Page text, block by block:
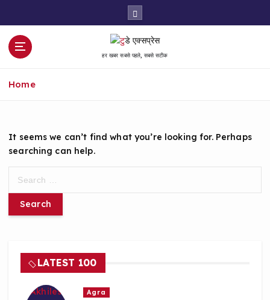
हर खबर सबसे पहले, सबसे सटीक
Home
It seems we can’t find what you’re looking for. Perhaps
searching can help.
r
LATEST 100
Agra